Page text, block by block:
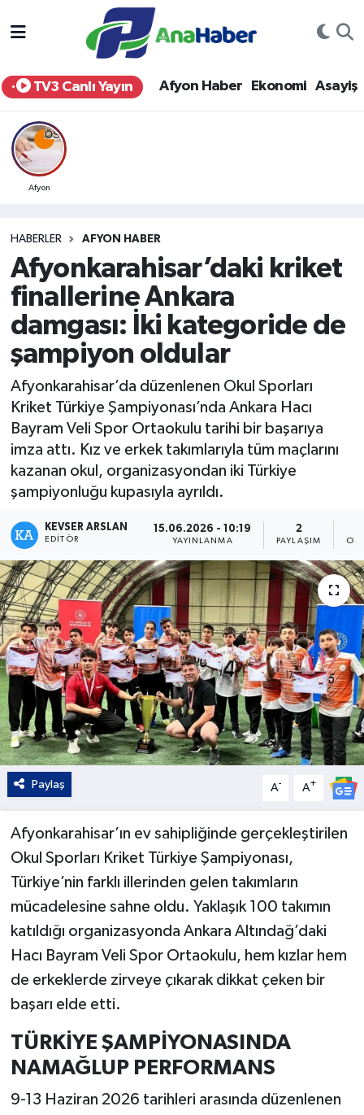
TV3 Canlı Yayın Afyon Haber Ekonomi Asayiş
Afyon
HABERLER AFYON HABER
Afyonkarahisar’daki kriket
finallerine Ankara
damgası: İki kategoride de
şampiyon oldular
Afyonkarahisar’da düzenlenen Okul Sporları
Kriket Türkiye Şampiyonası’nda Ankara Hacı
Bayram Veli Spor Ortaokulu tarihi bir başarıya
imza attı. Kız ve erkek takımlarıyla tüm maçlarını
kazanan okul, organizasyondan iki Türkiye
şampiyonluğu kupasıyla ayrıldı.
KEVSER ARSLAN
EDITÖR
15.06.2026 - 10:19
YAYINLANMA
2
PAYLAŞIM
Paylaş A- A+
Afyonkarahisar’ın ev sahipliğinde gerçekleştirilen
Okul Sporları Kriket Türkiye Şampiyonası,
Türkiye’nin farklı illerinden gelen takımların
mücadelesine sahne oldu. Yaklaşık 100 takımın
katıldığı organizasyonda Ankara Altındağ’daki
Hacı Bayram Veli Spor Ortaokulu, hem kızlar hem
de erkeklerde zirveye çıkarak dikkat çeken bir
başarı elde etti.
TÜRKİYE ŞAMPİYONASINDA
NAMAĞLUP PERFORMANS
9-13 Haziran 2026 tarihleri arasında düzenlenen
Yurt Haber
Afyon Haber
Ekonomi
Siyaset
Eğitim
Sağlık
Teknoloji
Kültür - Sanat
Yaşam
Afyonkarahisar Nöbetçi Eczaneler
Afyonkarahisar Hava Durumu
Afyonkarahisar Namaz Vakitleri
Afyonkarahisar Trafik Yoğunluk Haritası
Tüm Manşetler
Son Dakika Haberleri
Haber Arşivi